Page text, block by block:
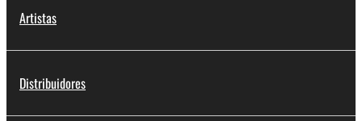
Artistas
Distribuidores